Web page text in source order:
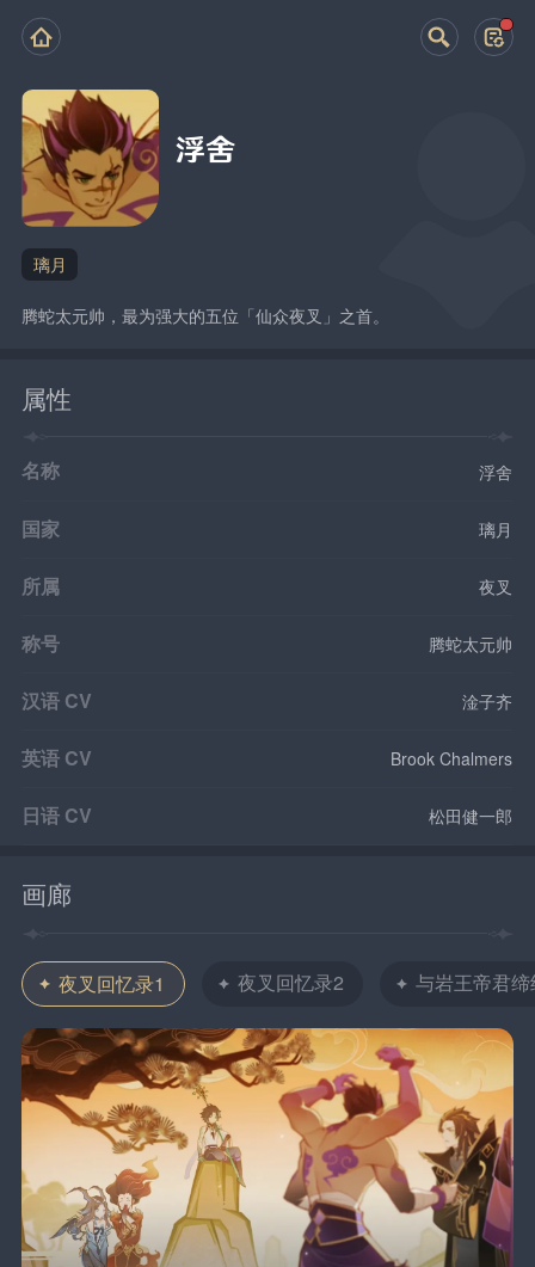
浮舍
璃月
腾蛇太元帅，最为强大的五位「仙众夜叉」之首。
属性
名称 浮舍
国家 璃月
所属 夜叉
称号 腾蛇太元帅
汉语 CV 淦子齐
英语 CV Brook Chalmers
日语 CV 松田健一郎
画廊
夜叉回忆录1 夜叉回忆录2 与岩王帝君